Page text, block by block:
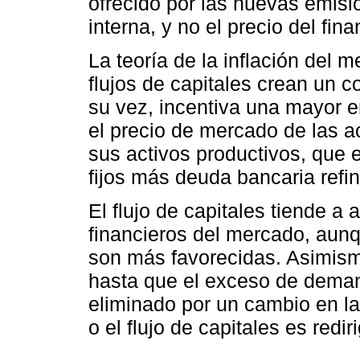
interna, y no el precio del
La teoría de la inflación del
flujos de capitales crean un
su vez, incentiva una mayor
el precio de mercado de las
sus activos productivos, que
fijos más deuda bancaria
El flujo de capitales tiende a
financieros del mercado,
son más favorecidas.
hasta que el exceso de
eliminado por un cambio en
o el flujo de capitales es